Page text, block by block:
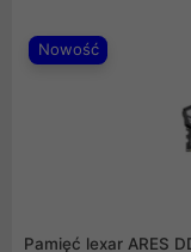
Nowość
Pamięć lexar ARES